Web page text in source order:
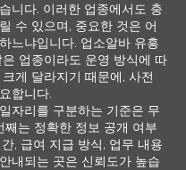
니다. 이러한 업종에서도 충
수 있으며, 중요한 것은 어
느냐입니다. 업소알바 유흥
업종이라도 운영 방식에 따
게 달라지기 때문에, 사전
합니다.
자리를 구분하는 기준은 무
째는 정확한 정보 공개 여부
, 급여 지급 방식, 업무 내용
내되는 곳은 신뢰도가 높습